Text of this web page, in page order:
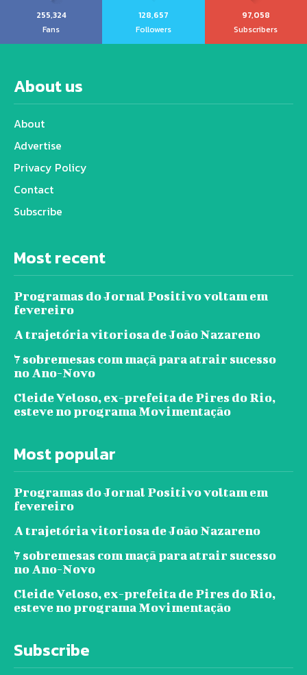
255,324
Fans
128,657
Followers
97,058
Subscribers
About us
About
Advertise
Privacy Policy
Contact
Subscribe
Most recent
Programas do Jornal Positivo voltam em
fevereiro
A trajetória vitoriosa de João Nazareno
7 sobremesas com maçã para atrair sucesso
no Ano-Novo
Cleide Veloso, ex-prefeita de Pires do Rio,
esteve no programa Movimentação
Most popular
Programas do Jornal Positivo voltam em
fevereiro
A trajetória vitoriosa de João Nazareno
7 sobremesas com maçã para atrair sucesso
no Ano-Novo
Cleide Veloso, ex-prefeita de Pires do Rio,
esteve no programa Movimentação
Subscribe